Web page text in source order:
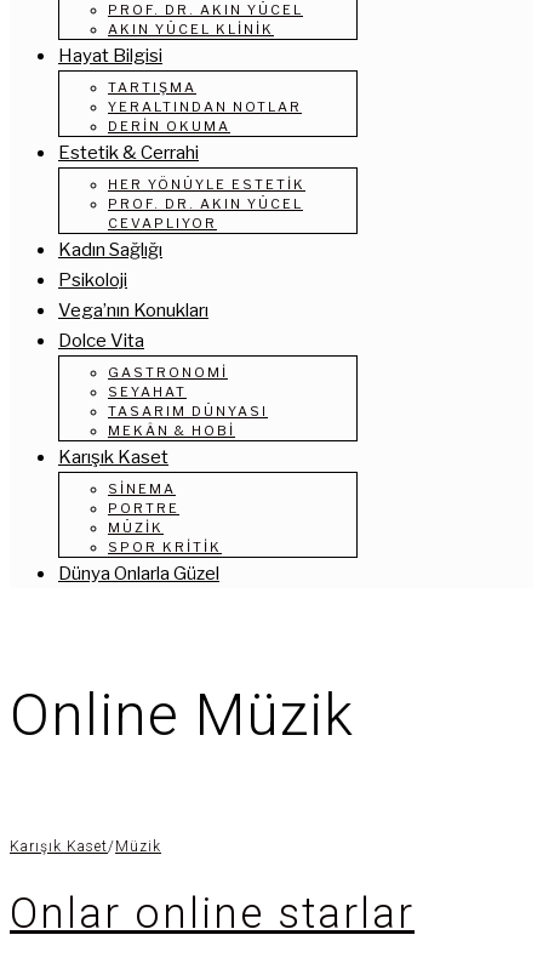
PROF. DR. AKIN YÜCEL
AKIN YÜCEL KLINIK
Hayat Bilgisi
TARTIŞMA
YERALTINDAN NOTLAR
DERIN OKUMA
Estetik & Cerrahi
HER YÖNÜYLE ESTETIK
PROF. DR. AKIN YÜCEL
CEVAPLIYOR
Kadın Sağlığı
Psikoloji
Vega’nın Konukları
Dolce Vita
GASTRONOMI
SEYAHAT
TASARIM DÜNYASI
MEKÂN & HOBI
Karışık Kaset
SINEMA
PORTRE
MÜZIK
SPOR KRITIK
Dünya Onlarla Güzel
Online Müzik
Karışık Kaset/Müzik
Onlar online starlar